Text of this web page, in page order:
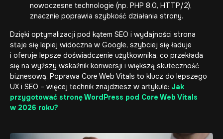
nowoczesne technologie (np. PHP 8.0, HTTP/2),
znacznie poprawia szybkość działania strony.
Dzięki optymalizacji pod kątem SEO i wydajności strona
staje się lepiej widoczna w Google, szybciej się ładuje
i oferuje lepsze doświadczenie użytkownika, co przekłada
się na wyższy wskaźnik konwersji i większą skuteczność
biznesową. Poprawa Core Web Vitals to klucz do lepszego
UX i SEO – więcej technik znajdziesz w artykule: Jak
przygotować stronę WordPress pod Core Web Vitals
w 2026 roku?